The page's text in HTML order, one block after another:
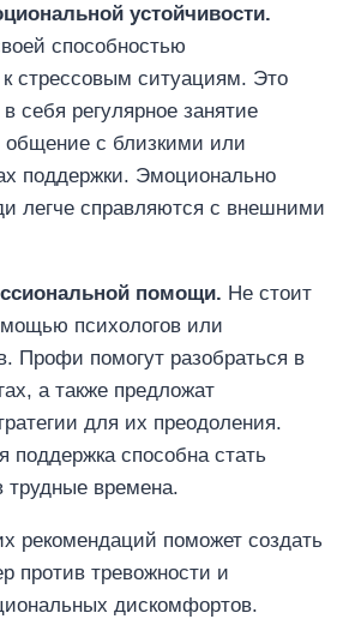
устойчивости.
способностью
к стрессовым ситуациям. Это
себя регулярное занятие
общение с близкими или
поддержки. Эмоционально
легче справляются с внешними
помощи. Не стоит
психологов или
Профи помогут разобраться в
а также предложат
для их преодоления.
поддержка способна стать
трудные времена.
рекомендаций поможет создать
против тревожности и
дискомфортов.